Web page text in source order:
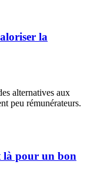
la
alternatives aux
peu rémunérateurs.
là pour un bon